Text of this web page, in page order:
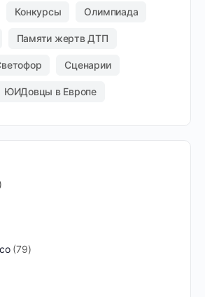
Конкурсы Олимпиада
Памяти жертв ДТП
Сценарии
ЮИДовцы в Европе
79